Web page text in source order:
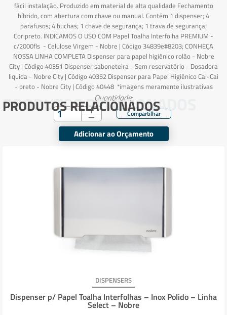
fácil instalação. Produzido em material de alta qualidade Fechamento
híbrido, com abertura com chave ou manual. Contém 1 dispenser; 4
parafusos; 4 buchas; 1 chave de segurança; 1 trava de segurança;
Cor:preto. INDICAMOS O USO COM Papel Toalha Interfolha PREMIUM -
c/2000fls - Celulose Virgem - Nobre | Código 34839e#8203; CONHEÇA
NOSSA LINHA COMPLETA Dispenser para papel higiênico rolão - Nobre
City | Código 40351 Dispenser saboneteira - Sem reservatório - Dosadora
liquida - Nobre City | Código 40352 Dispenser para Papel Higiênico Cai-Cai
- preto - Nobre City | Código 40448 *imagens meramente ilustrativas
Quantidade:
Adicionar ao Orçamento
PRODUTOS RELACIONADOS
PRODUTOS RELACIONADOS
DISPENSERS
Dispenser p/ Papel Toalha Interfolhas – Inox Polido – Linha
Select – Nobre